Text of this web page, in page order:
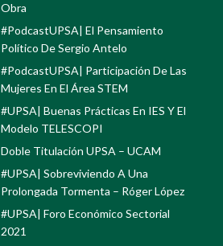
Obra
#PodcastUPSA| El Pensamiento
Político De Sergio Antelo
#PodcastUPSA| Participación De Las
Mujeres En El Área STEM
#UPSA| Buenas Prácticas En IES Y El
Modelo TELESCOPI
Doble Titulación UPSA – UCAM
#UPSA| Sobreviviendo A Una
Prolongada Tormenta – Róger López
#UPSA| Foro Económico Sectorial
2021